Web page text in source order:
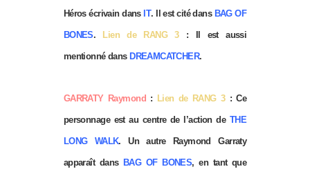
Héros écrivain dansIT. Il est cité dans BAG OF
BONES. Lien de RANG 3: Il est aussi
mentionné dans DREAMCATCHER.
GARRATY Raymond : Lien de RANG 3: Ce
personnage est au centre de l’action deTHE
LONG WALK. Un autre Raymond Garraty
apparaît dans BAG OF BONES, en tant que